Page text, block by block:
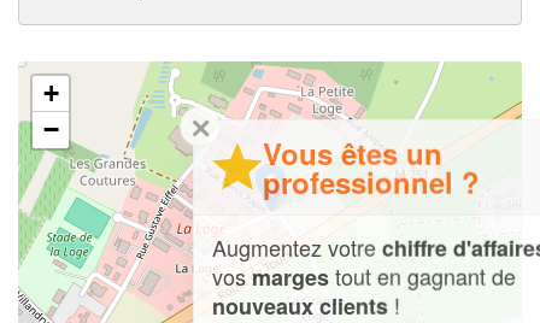
+
−
✕
Vous êtes un
professionnel ?
Augmentez votrechiffre d'affaireset
vosmargestout en gagnant de
nouveaux clients!